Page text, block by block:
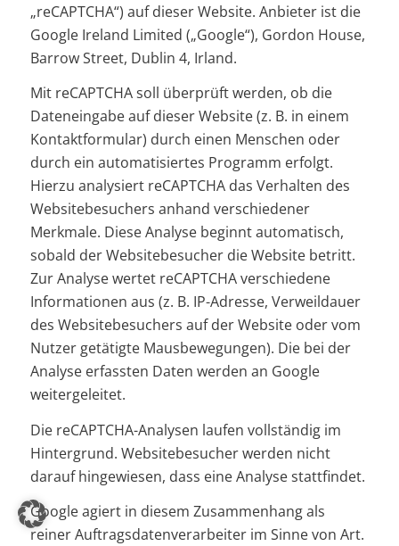
„reCAPTCHA“) auf dieser Website. Anbieter ist die
Google Ireland Limited („Google“), Gordon House,
Barrow Street, Dublin 4, Irland.
Mit reCAPTCHA soll überprüft werden, ob die
Dateneingabe auf dieser Website (z. B. in einem
Kontaktformular) durch einen Menschen oder
durch ein automatisiertes Programm erfolgt.
Hierzu analysiert reCAPTCHA das Verhalten des
Websitebesuchers anhand verschiedener
Merkmale. Diese Analyse beginnt automatisch,
sobald der Websitebesucher die Website betritt.
Zur Analyse wertet reCAPTCHA verschiedene
Informationen aus (z. B. IP-Adresse, Verweildauer
des Websitebesuchers auf der Website oder vom
Nutzer getätigte Mausbewegungen). Die bei der
Analyse erfassten Daten werden an Google
weitergeleitet.
Die reCAPTCHA-Analysen laufen vollständig im
Hintergrund. Websitebesucher werden nicht
darauf hingewiesen, dass eine Analyse stattfindet.
Google agiert in diesem Zusammenhang als
reiner Auftragsdatenverarbeiter im Sinne von Art.